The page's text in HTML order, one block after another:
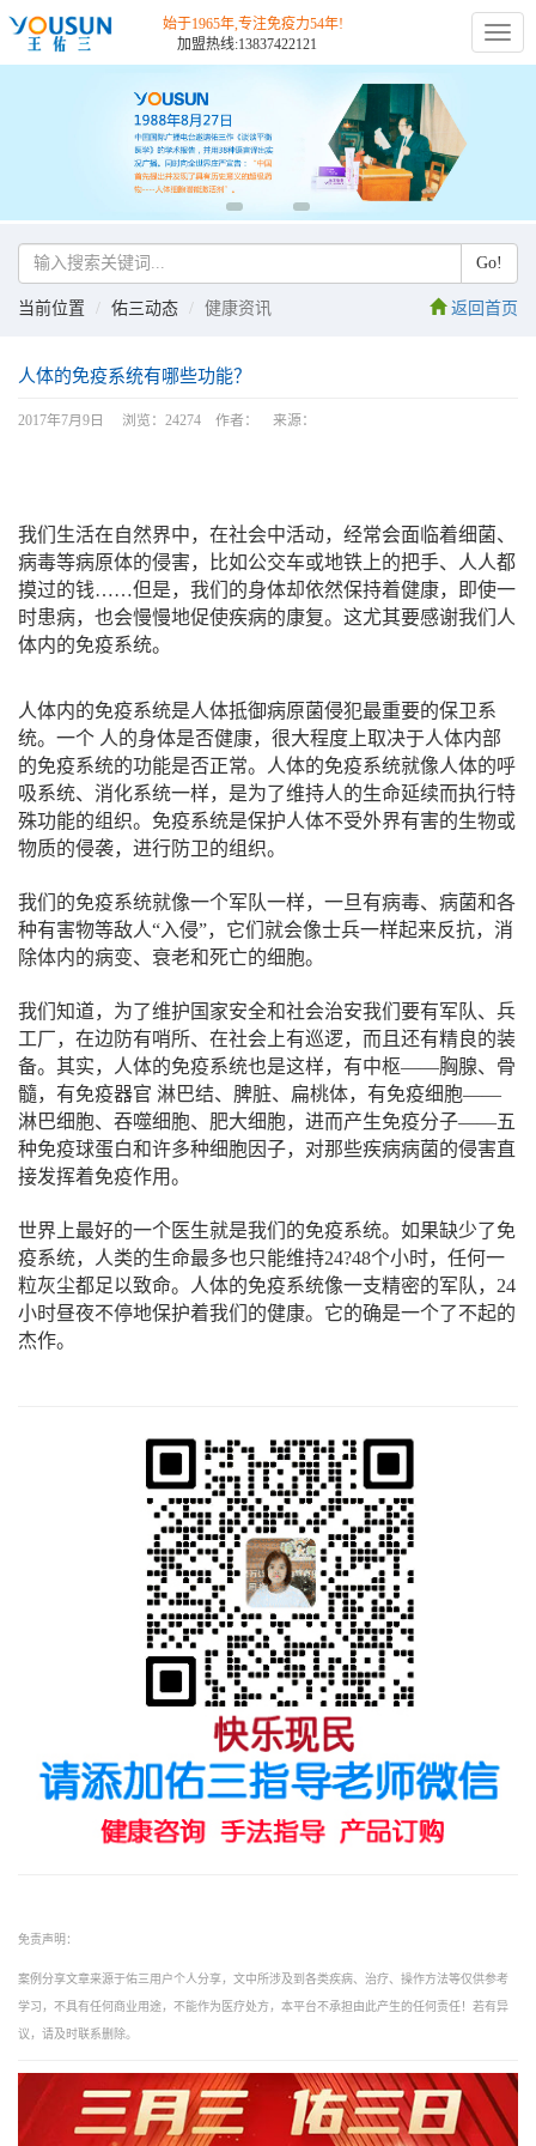
切
换
始于1965年,专注免疫力54年!
加盟热线:13837422121
当前位置 佑三动态 健康资讯 返回首页
Go!
人体的免疫系统有哪些功能？
2017年7月9日 浏览：24274 作者： 来源：
我们生活在自然界中，在社会中活动，经常会面临着细菌、
病毒等病原体的侵害，比如公交车或地铁上的把手、人人都
摸过的钱……但是，我们的身体却依然保持着健康，即使一
时患病，也会慢慢地促使疾病的康复。这尤其要感谢我们人
体内的免疫系统。
人体内的免疫系统是人体抵御病原菌侵犯最重要的保卫系
统。一个 人的身体是否健康，很大程度上取决于人体内部
的免疫系统的功能是否正常。人体的免疫系统就像人体的呼
吸系统、消化系统一样，是为了维持人的生命延续而执行特
殊功能的组织。免疫系统是保护人体不受外界有害的生物或
物质的侵袭，进行防卫的组织。
我们的免疫系统就像一个军队一样，一旦有病毒、病菌和各
种有害物等敌人“入侵”，它们就会像士兵一样起来反抗，消
除体内的病变、衰老和死亡的细胞。
我们知道，为了维护国家安全和社会治安我们要有军队、兵
工厂，在边防有哨所、在社会上有巡逻，而且还有精良的装
备。其实，人体的免疫系统也是这样，有中枢——胸腺、骨
髓，有免疫器官 淋巴结、脾脏、扁桃体，有免疫细胞——
淋巴细胞、吞噬细胞、肥大细胞，进而产生免疫分子——五
种免疫球蛋白和许多种细胞因子，对那些疾病病菌的侵害直
接发挥着免疫作用。
世界上最好的一个医生就是我们的免疫系统。如果缺少了免
疫系统，人类的生命最多也只能维持24?48个小时，任何一
粒灰尘都足以致命。人体的免疫系统像一支精密的军队，24
小时昼夜不停地保护着我们的健康。它的确是一个了不起的
杰作。
免责声明：
案例分享文章来源于佑三用户个人分享，文中所涉及到各类疾病、治疗、操作方法等仅供参考
学习，不具有任何商业用途，不能作为医疗处方，本平台不承担由此产生的任何责任！若有异
议，请及时联系删除。